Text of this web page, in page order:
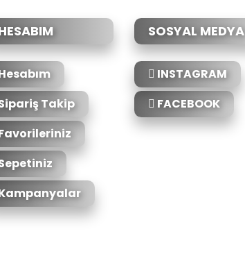
Takip
SOSYAL MEDYA
INSTAGRAM
FACEBOOK